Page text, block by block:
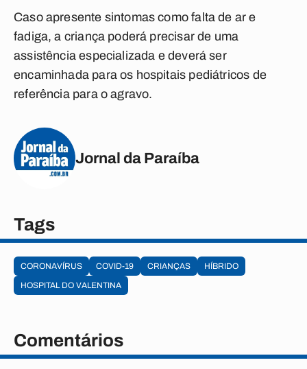
Caso apresente sintomas como falta de ar e
fadiga, a criança poderá precisar de uma
assistência especializada e deverá ser
encaminhada para os hospitais pediátricos de
referência para o agravo.
Jornal da Paraíba
Tags
CORONAVÍRUS COVID-19 CRIANÇAS
HÍBRIDO
HOSPITAL DO VALENTINA
Comentários